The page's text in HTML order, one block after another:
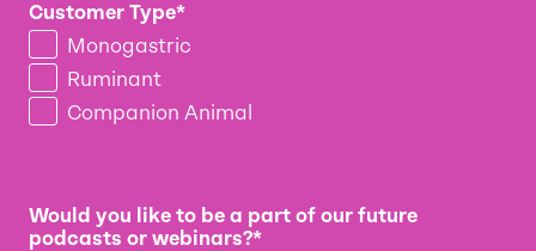
Customer Type*
Monogastric
Ruminant
Companion Animal
Would you like to be a part of our future
podcasts or webinars?*